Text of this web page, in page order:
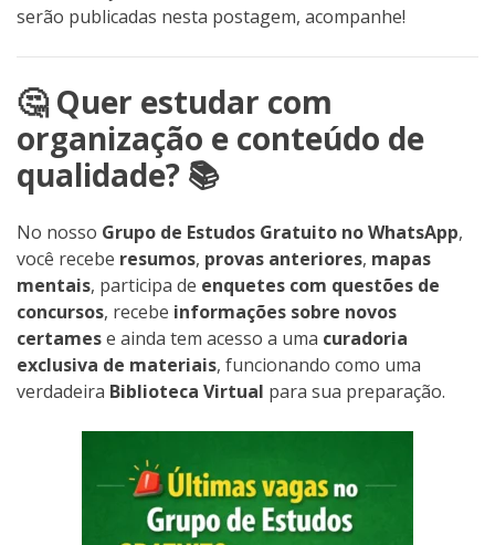
serão publicadas nesta postagem, acompanhe!
🤔 Quer estudar com
organização e conteúdo de
qualidade? 📚
No nosso Grupo de Estudos Gratuito no WhatsApp,
você recebe resumos, provas anteriores, mapas
mentais, participa de enquetes com questões de
concursos, recebe informações sobre novos
certamese ainda tem acesso a uma curadoria
exclusiva de materiais, funcionando como uma
verdadeira Biblioteca Virtual para sua preparação.